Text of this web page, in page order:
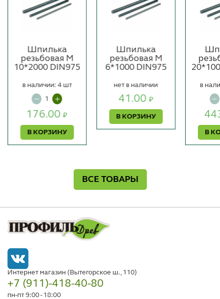
Шпилька
резьбовая М
10*2000 DIN975
176.00₽
В КОРЗИНУ
в наличии: 4 шт
Шпилька
резьбовая М
6*1000 DIN975
41.00₽
В КОРЗИНУ
нет в наличии
В
в
ВСЕ ТОВАРЫ
Интернет магазин (Вытегорское ш., 110)
+7 (911)-418-40-80
пн-пт 9:00 - 18:00